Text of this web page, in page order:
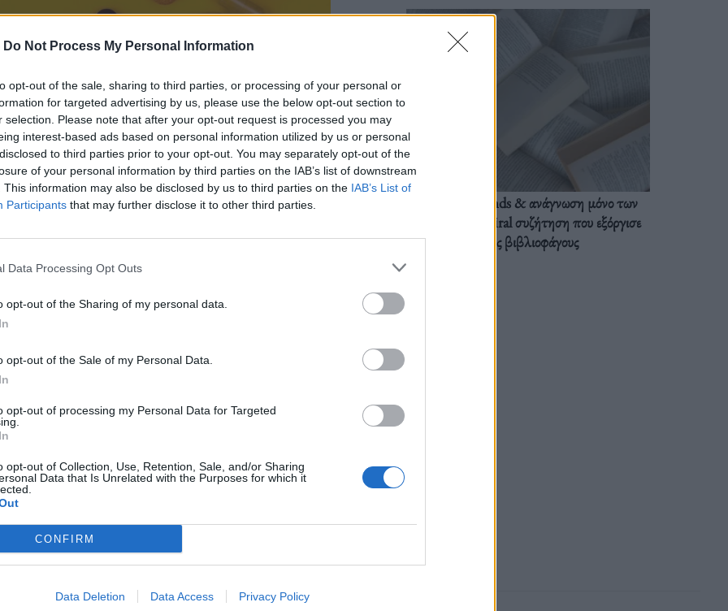
Do Not Process My Personal Information
opt-out of the sale, sharing to third parties, or processing of your personal or
for targeted advertising by us, please use the below opt-out section to
selection. Please note that after your opt-out request is processed you may
interest-based ads based on personal information utilized by us or personal
to third parties prior to your opt-out. You may separately opt-out of the
of your personal information by third parties on the IAB’s list of downstream
This information may also be disclosed by us to third parties on the IAB’s List of
Participants that may further disclose it to other third parties.
Data Processing Opt Outs
opt-out of the Sharing of my personal data.
opt-out of the Sale of my Personal Data.
opt-out of processing my Personal Data for Targeted
opt-out of Collection, Use, Retention, Sale, and/or Sharing
Data that Is Unrelated with the Purposes for which it
CONFIRM
Data Deletion Data Access Privacy Policy
μεγαλύτερες παγκόσμιες απειλές για
,
BookTok trends & ανάγνωση μόνο των
διαλόγων: Η viral συζήτηση που εξόργισε
τους βιβλιοφάγους